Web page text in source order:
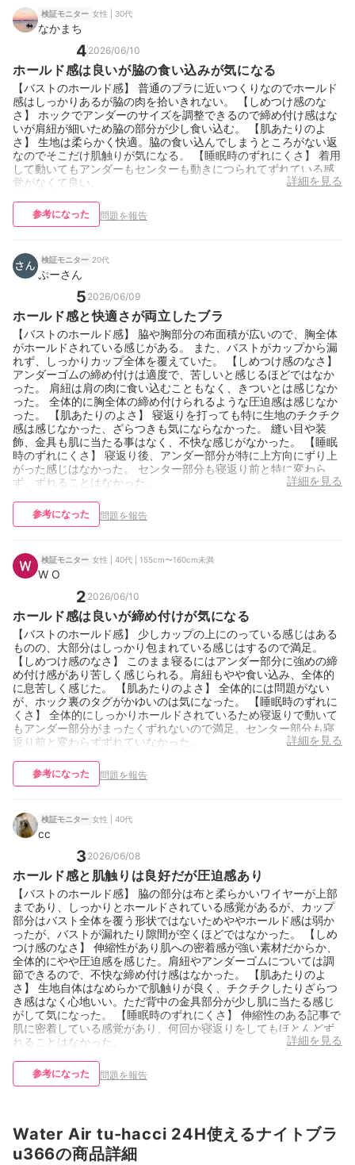
検証モニター 女性 | 30代
なかまち
4 2026/06/10
ホールド感は良いが脇の食い込みが気になる
【バストのホールド感】 普通のブラに近いつくりなのでホールド
感はしっかりあるが脇の肉を拾いきれない。 【しめつけ感のな
さ】 ホックでアンダーのサイズを調整できるので締め付け感はな
いが肩紐が細いため脇の部分が少し食い込む。 【肌あたりのよ
さ】 生地は柔らかく快適。脇の食い込んでしまうところがない返
なのでそこだけ肌触りが気になる。 【睡眠時のずれにくさ】 着用
して動いてもアンダーもセンターも動きにつられてずれている感
覚がなくて良い。
詳細を見る
参考になった 問題を報告
検証モニター 20代
ぷーさん
5 2026/06/09
ホールド感と快適さが両立したブラ
【バストのホールド感】 脇や胸部分の布面積が広いので、胸全体
がホールドされている感じがある。 また、バストがカップから漏
れず、しっかりカップ全体を覆えていた。 【しめつけ感のなさ】
アンダーゴムの締め付けは適度で、苦しいと感じるほどではなか
った。 肩紐は肩の肉に食い込むこともなく、きついとは感じなか
った。 全体的に胸全体の締め付けられるような圧迫感は感じなか
った。 【肌あたりのよさ】 寝返りを打っても特に生地のチクチク
感は感じなかった、ざらつきも気にならなかった。 縫い目や装
飾、金具も肌に当たる事はなく、不快な感じがなかった。 【睡眠
時のずれにくさ】 寝返り後、アンダー部分が特に上方向にずり上
がった感じはなかった。 センター部分も寝返り前と特に変わら
ず、ずれることはなかった。
詳細を見る
参考になった 問題を報告
検証モニター 女性 | 40代 | 155cm〜160cm未満
W O
2 2026/06/10
ホールド感は良いが締め付けが気になる
【バストのホールド感】 少しカップの上にのっている感じはある
ものの、大部分はしっかり包まれている感じはするので満足。
【しめつけ感のなさ】 このまま寝るにはアンダー部分に強めの締
め付け感があり苦しく感じられる。肩紐もやや食い込み、全体的
に息苦しく感じた。 【肌あたりのよさ】 全体的には問題がない
が、ホック裏のタグがかゆいのは気になった。 【睡眠時のずれに
くさ】 全体的にしっかりホールドされているため寝返りで動いて
もアンダー部分がまったくずれないので満足。センター部分も寝
返り前と変わらずずれていなかった。
詳細を見る
参考になった 問題を報告
検証モニター 女性 | 40代
cc
3 2026/06/08
ホールド感と肌触りは良好だが圧迫感あり
【バストのホールド感】 脇の部分は布と柔らかいワイヤーが上部
まであり、しっかりとホールドされている感覚があるが、カップ
部分はバスト全体を覆う形状ではないためややホールド感は弱か
ったが、バストが漏れたり隙間が空くほどではなかった。 【しめ
つけ感のなさ】 伸縮性があり肌への密着感が強い素材だからか、
全体的にやや圧迫感を感じた。肩紐やアンダーゴムについては調
節できるので、不快な締め付け感はなかった。 【肌あたりのよ
さ】 生地自体はなめらかで肌触りが良く、チクチクしたりざらつ
き感はなく心地いい。ただ背中の金具部分が少し肌に当たる感じ
がして気になった。 【睡眠時のずれにくさ】 伸縮性のある記事で
肌に密着している感覚があり、何回か寝返りをしてもほとんどず
れることはなかった。
詳細を見る
参考になった 問題を報告
Water Air tu-hacci 24H使えるナイトブラ
u366の商品詳細